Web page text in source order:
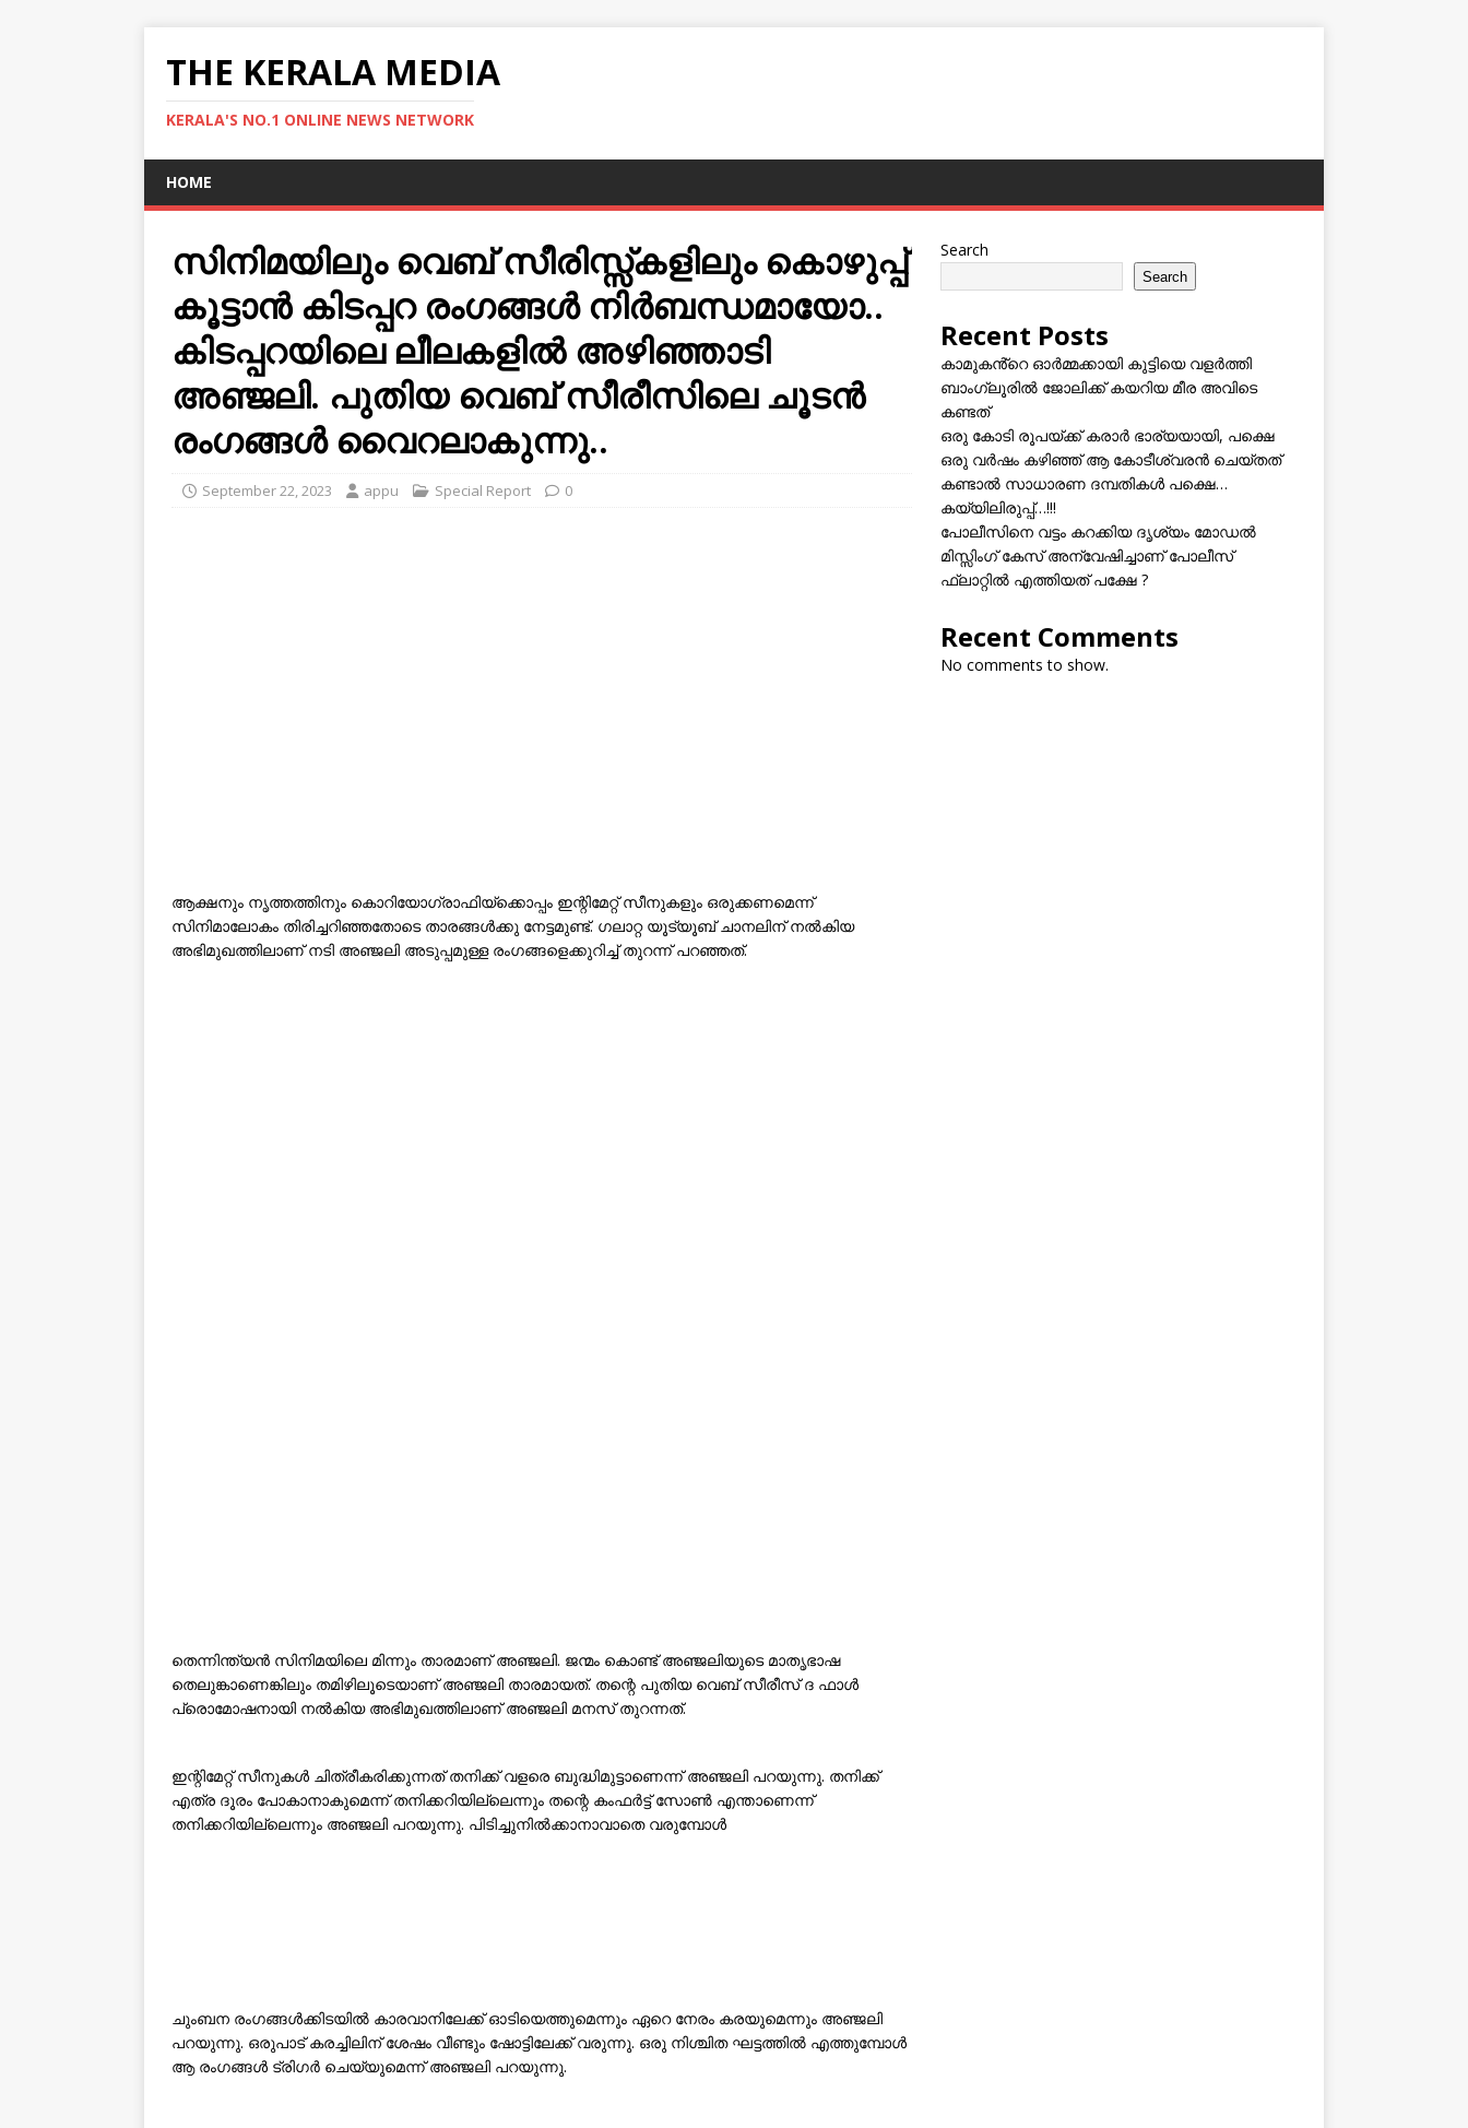
THE KERALA MEDIA
KERALA'S NO.1 ONLINE NEWS NETWORK
HOME
സിനിമയിലും വെബ് സീരിസ്സ്കളിലും കൊഴുപ്പ്
കൂട്ടാന്‍ കിടപ്പറ രംഗങ്ങള്‍ നിര്‍ബന്ധമായോ..
കിടപ്പറയിലെ ലീലകളില്‍ അഴിഞ്ഞാടി
അഞ്ജലി. പുതിയ വെബ് സീരീസിലെ ചൂടൻ
രംഗങ്ങൾ വൈറലാകുന്നു..
September 22, 2023 appu Special Report 0
ആക്ഷനും നൃത്തത്തിനും കൊറിയോഗ്രാഫിയ്‌ക്കൊപ്പം ഇന്റിമേറ്റ് സീനുകളും ഒരുക്കണമെന്ന്
സിനിമാലോകം തിരിച്ചറിഞ്ഞതോടെ താരങ്ങൾക്കു നേട്ടമുണ്ട്. ഗലാറ്റ യൂട്യൂബ് ചാനലിന് നൽകിയ
അഭിമുഖത്തിലാണ് നടി അഞ്ജലി അടുപ്പമുള്ള രംഗങ്ങളെക്കുറിച്ച് തുറന്ന് പറഞ്ഞത്.
തെന്നിന്ത്യൻ സിനിമയിലെ മിന്നും താരമാണ് അഞ്ജലി. ജന്മം കൊണ്ട് അഞ്ജലിയുടെ മാതൃഭാഷ
തെലുങ്കാണെങ്കിലും തമിഴിലൂടെയാണ് അഞ്ജലി താരമായത്. തന്റെ പുതിയ വെബ് സീരീസ് ദ ഫാൾ
പ്രൊമോഷനായി നൽകിയ അഭിമുഖത്തിലാണ് അഞ്ജലി മനസ് തുറന്നത്.
ഇന്റിമേറ്റ് സീനുകൾ ചിത്രീകരിക്കുന്നത് തനിക്ക് വളരെ ബുദ്ധിമുട്ടാണെന്ന് അഞ്ജലി പറയുന്നു. തനിക്ക്
എത്ര ദൂരം പോകാനാകുമെന്ന് തനിക്കറിയില്ലെന്നും തന്റെ കംഫർട്ട് സോൺ എന്താണെന്ന്
തനിക്കറിയില്ലെന്നും അഞ്ജലി പറയുന്നു. പിടിച്ചുനിൽക്കാനാവാതെ വരുമ്പോൾ
ചുംബന രംഗങ്ങൾക്കിടയിൽ കാരവാനിലേക്ക് ഓടിയെത്തുമെന്നും ഏറെ നേരം കരയുമെന്നും അഞ്ജലി
പറയുന്നു. ഒരുപാട് കരച്ചിലിന് ശേഷം വീണ്ടും ഷോട്ടിലേക്ക് വരുന്നു. ഒരു നിശ്ചിത ഘട്ടത്തിൽ എത്തുമ്പോൾ
ആ രംഗങ്ങൾ ട്രിഗർ ചെയ്യുമെന്ന് അഞ്ജലി പറയുന്നു.
Search
Search
Recent Posts
കാമുകൻ്റെ ഓർമ്മക്കായി കുട്ടിയെ വളർത്തി
ബാംഗ്ലൂരിൽ ജോലിക്ക് കയറിയ മീര അവിടെ
കണ്ടത്
ഒരു കോടി രൂപയ്ക്ക് കരാർ ഭാര്യയായി, പക്ഷെ
ഒരു വർഷം കഴിഞ്ഞ് ആ കോടീശ്വരൻ ചെയ്തത്
കണ്ടാൽ സാധാരണ ദമ്പതികൾ പക്ഷെ…
കയ്യിലിരുപ്പ്…!!!
പോലീസിനെ വട്ടം കറക്കിയ ദൃശ്യം മോഡല്‍
മിസ്സിംഗ് കേസ് അന്വേഷിച്ചാണ് പോലീസ്
ഫ്ലാറ്റിൽ എത്തിയത് പക്ഷേ ?
Recent Comments
No comments to show.